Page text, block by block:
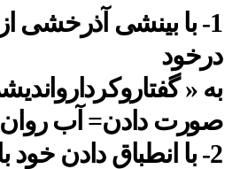
1- با بینشی آذرخشی
درخود
به «
صورت دادن= آب روان
2- با انطباق دادن خود با صورت قالیی